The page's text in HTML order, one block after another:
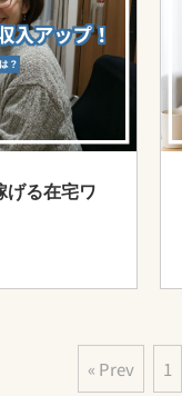
げる在宅ワ
« Prev 1